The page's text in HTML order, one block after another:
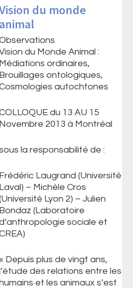
du monde
animal
du Monde Animal :
Médiations ordinaires,
Brouillages ontologiques,
autochtones
du 13 AU 15
Novembre 2013 à Montréal
la responsabilité de :
Frédéric Laugrand (Université
Laval) – Michèle Cros
Lyon 2) – Julien
Bondaz (Laboratoire
sociale et
Depuis plus de vingt ans,
des relations entre les
et les animaux s’est